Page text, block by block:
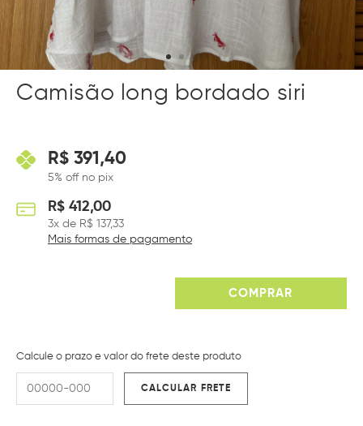
Camisão long bordado siri
R$ 391,40
5% off no pix
R$ 412,00
3x de R$ 137,33
Mais formas de pagamento
COMPRAR
Calcule o prazo e valor do frete deste produto